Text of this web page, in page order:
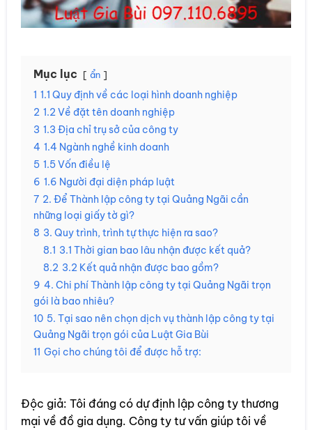
Mục lục ẩn
1 1.1 Quy định về các loại hình doanh nghiệp
2 1.2 Về đặt tên doanh nghiệp
3 1.3 Địa chỉ trụ sở của công ty
4 1.4 Ngành nghề kinh doanh
5 1.5 Vốn điều lệ
6 1.6 Người đại diện pháp luật
7 2. Để Thành lập công ty tại Quảng Ngãi cần
những loại giấy tờ gì?
8 3. Quy trình, trình tự thực hiện ra sao?
8.1 3.1 Thời gian bao lâu nhận được kết quả?
8.2 3.2 Kết quả nhận được bao gồm?
9 4. Chi phí Thành lập công ty tại Quảng Ngãi trọn
gói là bao nhiêu?
10 5. Tại sao nên chọn dịch vụ thành lập công ty tại
Quảng Ngãi trọn gói của Luật Gia Bùi
11 Gọi cho chúng tôi để được hỗ trợ:
Độc giả: Tôi đáng có dự định lập công ty thương
mại về đồ gia dụng. Công ty tư vấn giúp tôi về